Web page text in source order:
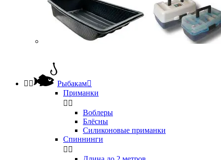
  Рыбакам
Приманки
 
Воблеры
Блёсны
Силиконовые приманки
Спиннинги
 